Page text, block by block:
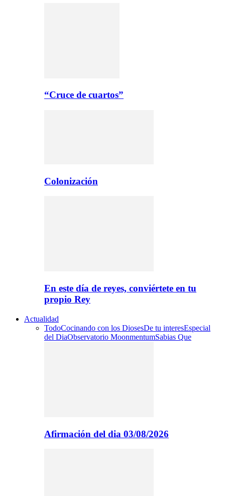
“Cruce de cuartos”
Colonización
En este día de reyes, conviértete en tu
propio Rey
Actualidad
TodoCocinando con los DiosesDe tu interesEspecial
del DiaObservatorio MoonmentumSabias Que
Afirmación del dia 03/08/2026